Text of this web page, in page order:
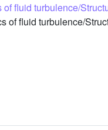
of fluid turbulence/
of fluid turbulence/